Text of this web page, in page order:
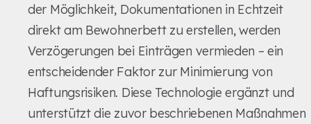
der Möglichkeit, Dokumentationen in Echtzeit
direkt am Bewohnerbett zu erstellen, werden
Verzögerungen bei Einträgen vermieden – ein
entscheidender Faktor zur Minimierung von
Haftungsrisiken. Diese Technologie ergänzt und
unterstützt die zuvor beschriebenen Maßnahmen